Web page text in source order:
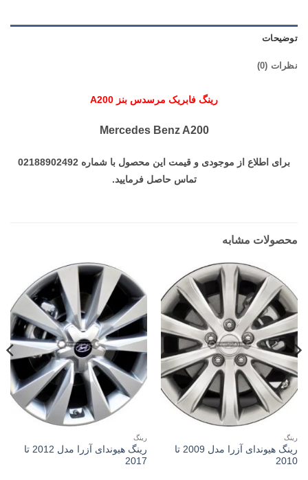
توضیحات
نظرات (0)
رینگ فابریک مرسدس بنز A200
Mercedes Benz A200
برای اطلاع از موجودی و قیمت این محصول با شماره 02188902492
تماس حاصل فرمایید.
محصولات مشابه
رینگ
رینگ هیوندای آزرا مدل 2009 تا
2010
رینگ
رینگ هیوندای آزرا مدل 2012 تا
2017